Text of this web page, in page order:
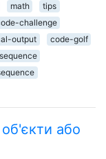
math
tips
challenge
output
code-golf
sequence
або